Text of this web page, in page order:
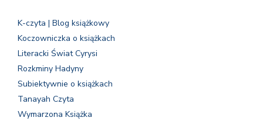
K-czyta | Blog książkowy
Koczowniczka o książkach
Literacki Świat Cyrysi
Rozkminy Hadyny
Subiektywnie o książkach
Tanayah Czyta
Wymarzona Książka